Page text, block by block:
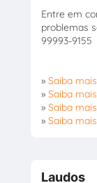
Entre em
problemas
99993-9155
» Saiba
» Saiba
» Saiba
» Saiba
Laudos